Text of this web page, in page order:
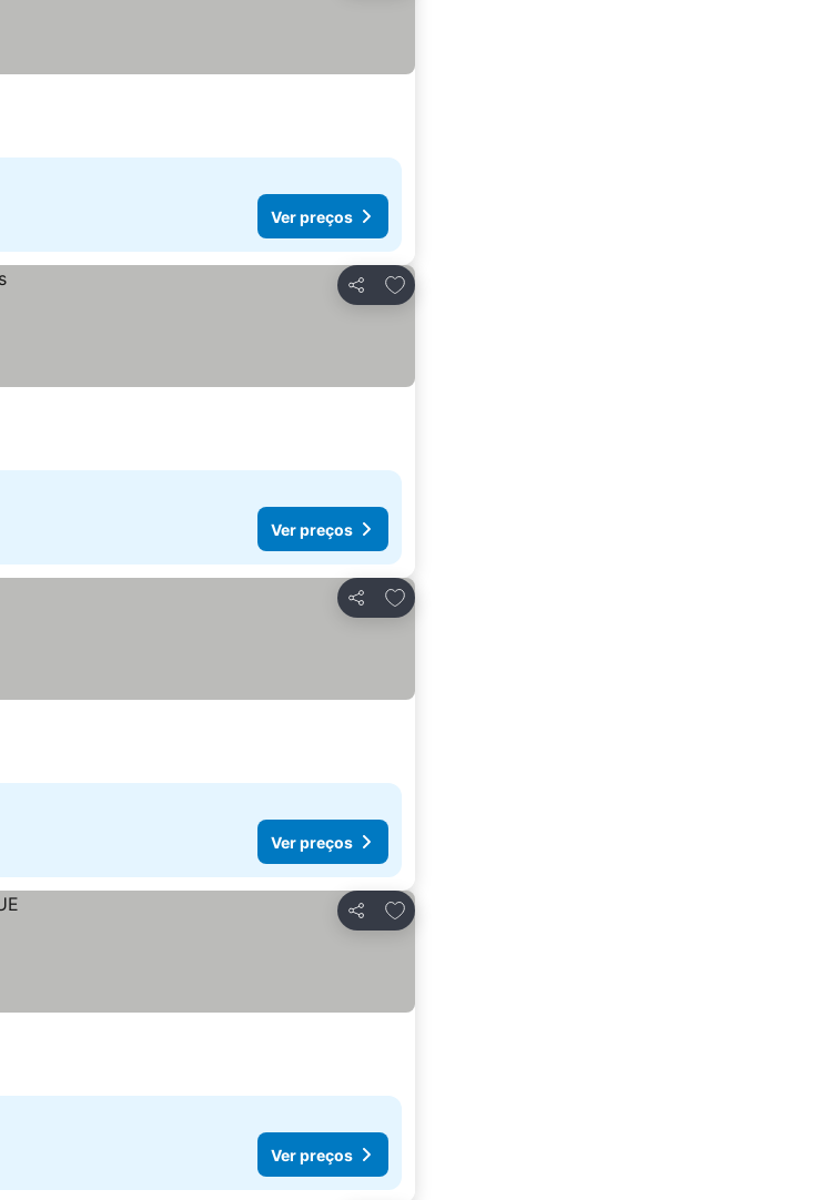
Ver preços
Partilhar
Adicionar aos favoritos
Ver preços
Partilhar
Adicionar aos favoritos
Ver preços
Partilhar
Adicionar aos favoritos
Ver preços